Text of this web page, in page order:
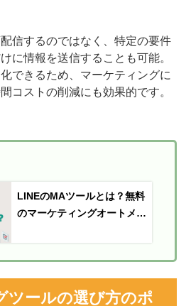
信するのではなく、特定の要件
に情報を送信することも可能。
できるため、マーケティングに
コストの削減にも効果的です。
LINEのMAツールとは？無料
のマーケティングオートメー
ツールの選び方のポ